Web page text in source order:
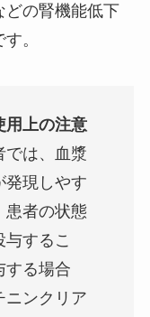
どの腎機能低下
。
用上の注意
では、血漿
発現しやす
患者の状態
与するこ
する場合
ニンクリア